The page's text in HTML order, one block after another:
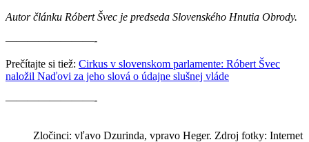
Autor článku Róbert Švec je predseda Slovenského Hnutia Obrody.
————————-
Prečítajte si tiež: Cirkus v slovenskom parlamente: Róbert Švec
naložil Naďovi za jeho slová o údajne slušnej vláde
————————-
Zločinci: vľavo Dzurinda, vpravo Heger. Zdroj fotky: Internet